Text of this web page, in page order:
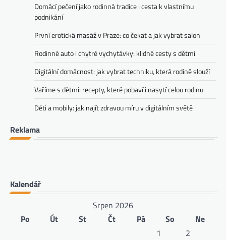
Domácí pečení jako rodinná tradice i cesta k vlastnímu
podnikání
První erotická masáž v Praze: co čekat a jak vybrat salon
Rodinné auto i chytré vychytávky: klidné cesty s dětmi
Digitální domácnost: jak vybrat techniku, která rodině slouží
Vaříme s dětmi: recepty, které pobaví i nasytí celou rodinu
Děti a mobily: jak najít zdravou míru v digitálním světě
Reklama
Kalendář
Srpen 2026
Po
Út St Čt Pá So
Ne
1
2